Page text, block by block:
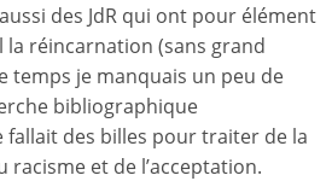
des JdR qui ont pour élément
la réincarnation (sans grand
temps je manquais un peu de
bibliographique
fallait des billes pour traiter de la
racisme et de l’acceptation.